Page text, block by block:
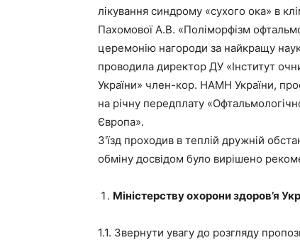
лікування синдрому «сухого ока» в
Пахомової А.В. «Поліморфізм
церемонію нагороди за найкращу
проводила директор ДУ «Інститут
України» член-кор. НАМН України,
на річну передплату
Європа».
З'їзд проходив в теплій дружній
обміну досвідом було вирішено
Міністерству охорони здоров’я
1.1. Звернути увагу до розгляду